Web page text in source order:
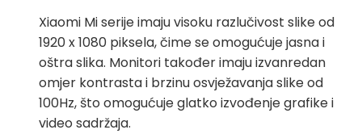
Xiaomi Mi serije imaju visoku razlučivost slike od
1920 x 1080 piksela, čime se omogućuje jasna i
oštra slika. Monitori također imaju izvanredan
omjer kontrasta i brzinu osvježavanja slike od
100Hz, što omogućuje glatko izvođenje grafike i
video sadržaja.